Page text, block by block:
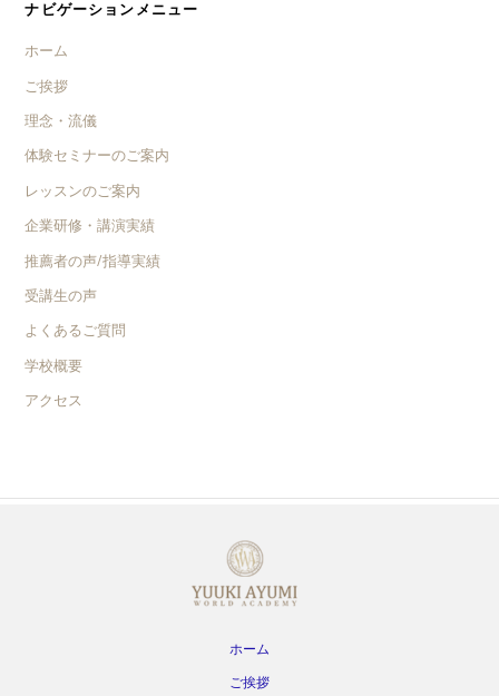
ナビゲーションメニュー
ホーム
ご挨拶
理念・流儀
体験セミナーのご案内
レッスンのご案内
企業研修・講演実績
推薦者の声/指導実績
受講生の声
よくあるご質問
学校概要
アクセス
ホーム
ご挨拶